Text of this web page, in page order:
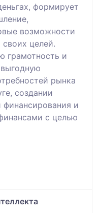
формирует
возможности
целей.
грамотность и
рынка
создании
финансирования и
с целью